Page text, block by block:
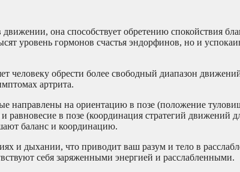
она способствует обретению спокойствия
уровень гормонов счастья эндорфинов, но и
человеку обрести более свободный диапазон
артрита.
направлены на ориентацию в позе (положение
в позе (координация стратегий движений
баланс и координацию.
и дыхании, что приводит ваш разум и тело в
себя заряженными энергией и расслабленными.